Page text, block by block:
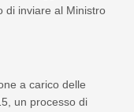
di inviare al Ministro
a carico delle
un processo di